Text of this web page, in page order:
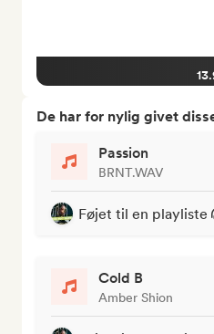
De har for nylig givet
Passion
BRNT.WAV
Føjet til en playliste
Cold B
Amber Shion